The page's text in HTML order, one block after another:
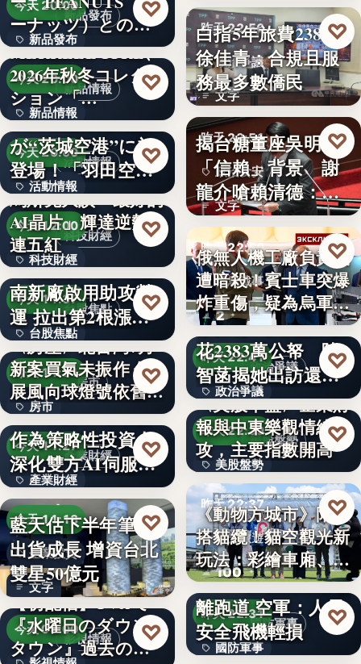
新品發布
今天 20:00
新品發布
12
ーナッツ）との
コ…
♡
新品情報
今天 20:00
新品情報
6
MERRELL 1TRL、
2026年秋冬コレク
ション「…
♡
活動情報
今天 20:00
活動情報
文字
羽田空港限定商品
が“茨城空港”に初
登場！「羽田空港
フェア…
♡
科技財經
今天 12:00
科技財經
15.4%
馬斯克大讚「最好的
AI晶片」輝達逆勢
連五紅
♡
台股焦點
今天 11:37
台股焦點
文字
〈焦點股〉喬山越
南新廠啟用助攻營
運 拉出第2根漲停
但未鎖…
♡
房市
今天 11:31
房市
35.5
〈房產〉北台灣7月
新案買氣未振作 住
展風向球燈號依舊閃
衰…
♡
產業財經
今天 11:27
產業財經
文字
M31私募引進信驊
作為策略性投資人
深化雙方AI伺服
器…
♡
今天 11:18
企業投資
文字
藍天估下半年筆電
出貨成長 增資台北
雙星50億元
♡
影視情報
今天 08:00
【初配信】TVerで
『水曜日のダウン
タウン』過去の傑
♡
昨天 22:56
政治爭議
文字
白指5年旅費2383萬
徐佳青：合規且服
務最多數僑民
♡
昨天 22:51
政治食安
文字
揭台糖董座吳明昌
「信賴」背景 謝
龍介嗆賴清德：要
用全台健…
♡
昨天 22:50
俄烏戰事
2
俄無人機工廠負責人
遭暗殺！賓士車突爆
炸重傷，疑為烏軍針
對…
♡
政治爭議
昨天 22:41
政治爭議
文字
徐佳青5年出國47次
花2383萬公帑 陳
智菡揭她出訪還
安…
♡
美股盤勢
昨天 22:39
美股盤勢
11.67%
〈美股早盤〉企業財
報與中東樂觀情緒助
攻，主要指數開高
♡
昨天 22:37
觀光旅遊
100
《動物方城市》陪你
搭貓纜！貓空觀光新
玩法：彩繪車廂、星
空…
♡
國防軍事
昨天 22:31
國防軍事
F-16V夜航因降雨偏
離跑道 空軍：人員
安全飛機輕損
♡